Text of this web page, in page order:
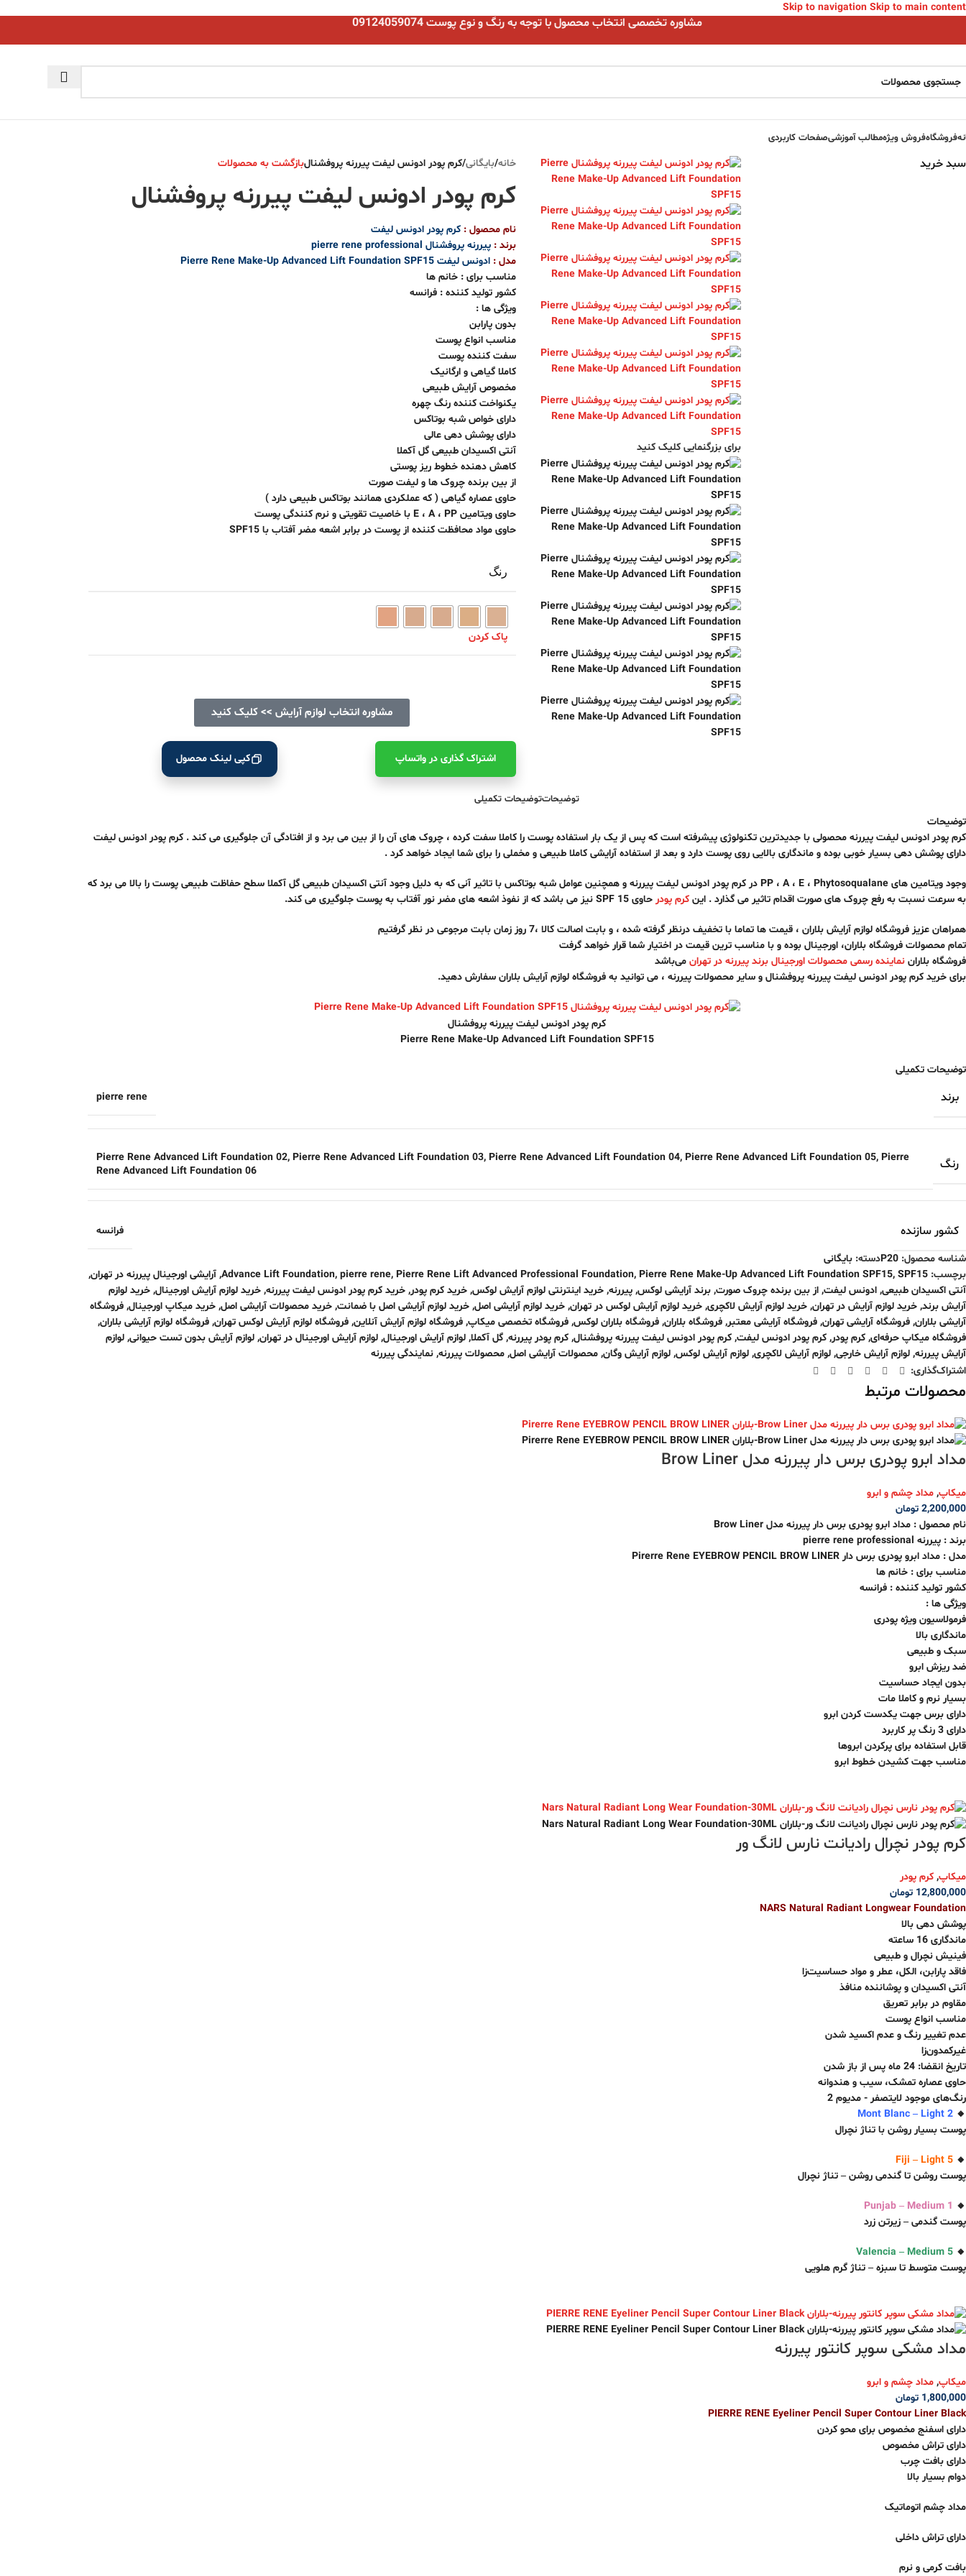
Skip to navigation Skip to main content
مشاوره تخصصی انتخاب محصول با توجه به رنگ و نوع پوست 09124059074
فروشگاهفروش ویژهمطالب آموزشیصفحات کاربردی
سبد خرید
برای بزرگنمایی کلیک کنید
خانه/بایگانی/کرم پودر ادونس لیفت پیررنه پروفشنالبازگشت به محصولات
کرم پودر ادونس لیفت پیررنه پروفشنال
نام محصول : کرم پودر ادونس لیفت
برند : پیررنه پروفشنال pierre rene professional
مدل : ادونس لیفت Pierre Rene Make-Up Advanced Lift Foundation SPF15
مناسب برای : خانم ها
کشور تولید کننده : فرانسه
ویژگی ها :
بدون پارابن
مناسب انواع پوست
سفت کننده پوست
کاملا گیاهی و ارگانیک
مخصوص آرایش طبیعی
یکنواخت کننده رنگ چهره
دارای خواص شبه بوتاکس
دارای پوشش دهی عالی
آنتی اکسیدان طبیعی گل آکملا
کاهش دهنده خطوط ریز پوستی
از بین برنده چروک ها و لیفت صورت
حاوی عصاره گیاهی ( که عملکردی همانند بوتاکس طبیعی دارد )
حاوی ویتامین E ، A ، PP با خاصیت تقویتی و نرم کنندگی پوست
حاوی مواد محافظت کننده از پوست در برابر اشعه مضر آفتاب با SPF15
رنگ
پاک کردن
مشاوره انتخاب لوازم آرایش >> کلیک کنید
اشتراک ‌گذاری در واتساپ کپی لینک محصول
توضیحاتتوضیحات تکمیلی
توضیحات
کرم پودر ادونس لیفت پیررنه محصولی با جدیدترین تکنولوژی پیشرفته است که پس از یک بار استفاده پوست را کاملا سفت کرده ، چروک های آن را از بین می برد و از افتادگی آن جلوگیری می کند . کرم پودر ادونس لیفت
دارای پوشش دهی بسیار خوبی بوده و ماندگاری بالایی روی پوست دارد و بعد از استفاده آرایشی کاملا طبیعی و مخملی را برای شما ایجاد خواهد کرد .
وجود ویتامین های PP ، A ، E ، Phytosoqualane در کرم پودر ادونس لیفت پیررنه و همچنین عوامل شبه بوتاکس با تاثیر آنی که به دلیل وجود آنتی اکسیدان طبیعی گل آکملا سطح حفاظت طبیعی پوست را بالا می برد که
به سرعت نسبت به رفع چروک های صورت اقدام تاثیر می گذارد . این کرم پودر حاوی SPF 15 نیز می باشد که از نفوذ اشعه های مضر نور آفتاب به پوست جلوگیری می کند.
همراهان عزیز فروشگاه لوازم آرایش بلاران ، قیمت ها تماما با تخفیف درنظر گرفته شده ، و بابت اصالت کالا ،7 روز زمان بابت مرجوعی در نظر گرفتیم
تمام محصولات فروشگاه بلاران، اورجینال بوده و با مناسب ترین قیمت در اختیار شما قرار خواهد گرفت
فروشگاه بلاران نماینده رسمی محصولات اورجینال برند پیررنه در تهران می‌باشد
برای خرید کرم پودر ادونس لیفت پیررنه پروفشنال و سایر محصولات پیررنه ، می توانید به فروشگاه لوازم آرایش بلاران سفارش دهید.
کرم پودر ادونس لیفت پیررنه پروفشنال
Pierre Rene Make-Up Advanced Lift Foundation SPF15
توضیحات تکمیلی
برند pierre rene
رنگ Pierre Rene Advanced Lift Foundation 02, Pierre Rene Advanced Lift Foundation 03, Pierre Rene Advanced Lift Foundation 04, Pierre Rene Advanced Lift Foundation 05, Pierre
Rene Advanced Lift Foundation 06
کشور سازنده فرانسه
شناسه محصول: P20دسته: بایگانی
برچسب:
Advance Lift Foundation, pierre rene, Pierre Rene Lift Advanced Professional Foundation, Pierre Rene Make-Up Advanced Lift Foundation SPF15, SPF15
, آرایشی اورجینال پیررنه در تهران,
آنتی اکسیدان طبیعی, ادونس لیفت, از بین برنده چروک صورت, برند آرایشی لوکس, پیررنه, خرید اینترنتی لوازم آرایش لوکس, خرید کرم پودر, خرید کرم پودر ادونس لیفت پیررنه, خرید لوازم آرایش اورجینال, خرید لوازم
آرایش برند, خرید لوازم آرایش در تهران, خرید لوازم آرایش لاکچری, خرید لوازم آرایش لوکس در تهران, خرید لوازم آرایشی اصل, خرید لوازم آرایشی اصل با ضمانت, خرید محصولات آرایشی اصل, خرید میکاپ اورجینال, فروشگاه
آرایشی بلاران, فروشگاه آرایشی تهران, فروشگاه آرایشی معتبر, فروشگاه بلاران, فروشگاه بلاران لوکس, فروشگاه تخصصی میکاپ, فروشگاه لوازم آرایش آنلاین, فروشگاه لوازم آرایش لوکس تهران, فروشگاه لوازم آرایشی بلاران,
فروشگاه میکاپ حرفه‌ای, کرم پودر, کرم پودر ادونس لیفت, کرم پودر ادونس لیفت پیررنه پروفشنال, کرم پودر پیررنه, گل آکملا, لوازم آرایش اورجینال, لوازم آرایش اورجینال در تهران, لوازم آرایش بدون تست حیوانی, لوازم
آرایش پیررنه, لوازم آرایش خارجی, لوازم آرایش لاکچری, لوازم آرایش لوکس, لوازم آرایش وگان, محصولات آرایشی اصل, محصولات پیررنه, نمایندگی پیررنه
اشتراک‌گذاری:
محصولات مرتبط
مداد ابرو پودری برس دار پیررنه مدل Brow Liner
میکاپ, مداد چشم و ابرو
2,200,000 تومان
نام محصول : مداد ابرو پودری برس دار پیررنه مدل Brow Liner
برند : پیررنه pierre rene professional
مدل : مداد ابرو پودری برس دار Pirerre Rene EYEBROW PENCIL BROW LINER
مناسب برای : خانم ها
کشور تولید کننده : فرانسه
ویژگی ها :
فرمولاسیون ویژه پودری
ماندگاری بالا
سبک و طبیعی
ضد ریزش ابرو
بدون ایجاد حساسیت
بسیار نرم و‌ کاملا مات
دارای برس جهت یکدست کردن ابرو
دارای 3 رنگ پر کاربرد
قابل استفاده برای پرکردن ابروها
مناسب جهت کشیدن خطوط ابرو
کرم پودر نچرال رادیانت نارس لانگ ور
میکاپ, کرم پودر
12,800,000 تومان
NARS Natural Radiant Longwear Foundation
پوشش‌ دهی بالا
ماندگاری 16 ساعته
فینیش نچرال و طبیعی
فاقد پارابن، الکل، عطر و مواد حساسیت‌زا
آنتی اکسیدان و پوشاننده منافذ
مقاوم در برابر تعریق
مناسب انواع پوست
عدم تغییر رنگ و عدم اکسید شدن
غیرکمدون‌زا
تاریخ انقضا: 24 ماه پس از باز شدن
حاوی عصاره تمشک، سیب و هندوانه
رنگ‌های موجود لایتصفر - مدیوم 2
🔸
Mont Blanc – Light 2
پوست بسیار روشن با تناژ نچرال
🔸
Fiji – Light 5
پوست روشن تا گندمی روشن – تناژ نچرال
🔸
Punjab – Medium 1
پوست گندمی – زیرتن زرد
🔸
Valencia – Medium 5
پوست متوسط تا سبزه – تناژ گر‌م هلویی
مداد مشکی سوپر کانتور پیررنه
میکاپ, مداد چشم و ابرو
1,800,000 تومان
PIERRE RENE Eyeliner Pencil Super Contour Liner Black
دارای اسفنج مخصوص برای محو کردن
دارای تراش مخصوص
دارای بافت چرب
دوام بسیار بالا
مداد چشم اتوماتیک
دارای تراش داخلی
بافت کرمی و نرم